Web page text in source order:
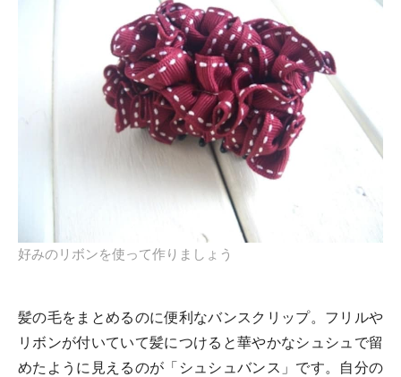
好みのリボンを使って作りましょう
髪の毛をまとめるのに便利なバンスクリップ。フリルや
リボンが付いていて髪につけると華やかなシュシュで留
めたように見えるのが「シュシュバンス」です。自分の